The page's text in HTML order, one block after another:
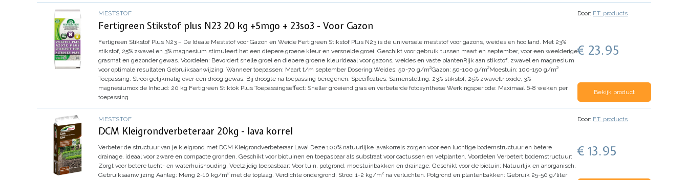
MESTSTOF
Fertigreen Stikstof plus N23 20 kg +5mgo + 23so3 - Voor Gazon
Fertigreen Stikstof Plus N23 – De Ideale Meststof voor Gazon en Weide Fertigreen Stikstof Plus N23 is dé universele meststof voor gazons, weides en hooiland. Met 23%
stikstof, 25% zwavel en 3% magnesium stimuleert het een diepere groene kleur en versnelde groei. Geschikt voor gebruik tussen maart en september, voor een weelderige
grasmat en gezonder gewas. Voordelen: Bevordert snelle groei en diepere groene kleurIdeaal voor gazons, weides en vaste plantenRijk aan stikstof, zwavel en magnesium
voor optimale resultaten Gebruiksaanwijzing: Wanneer toepassen: Maart t/m september Dosering:Weides: 50-70 g/m²Gazon: 50-100 g/m²Moestuin: 100-150 g/m²
Toepassing: Strooi gelijkmatig over een droog gewas. Bij droogte na toepassing beregenen. Specificaties: Samenstelling: 23% stikstof, 25% zwaveltrioxide, 3%
magnesiumoxide Inhoud: 20 kg Fertigreen Stiktok Plus Toepassingseffect: Sneller groeiend gras en verbeterde fotosynthese Werkingsperiode: Maximaal 6-8 weken per
toepassing
Door: F.T. products
€ 23.95
Bekijk product
MESTSTOF
DCM Kleigrondverbeteraar 20kg - lava korrel
Verbeter de structuur van je kleigrond met DCM Kleigrondverbeteraar Lava! Deze 100% natuurlijke lavakorrels zorgen voor een luchtige bodemstructuur en betere
drainage, ideaal voor zware en compacte gronden. Geschikt voor biotuinen en toepasbaar als substraat voor cactussen en vetplanten. Voordelen Verbetert bodemstructuur:
Zorgt voor betere lucht- en waterhuishouding. Veelzijdig toepasbaar: Voor tuin, potgrond, moestuinbakken en drainage. Geschikt voor de biotuin: Natuurlijk en anorganisch.
Gebruiksaanwijzing Aanleg: Meng 2-10 kg/m² met de toplaag. Verdichte ondergrond: Strooi 1-2 kg/m² na verluchten. Potgrond en plantenbakken: Gebruik 25-50 g/liter
Door: F.T. products
€ 13.95